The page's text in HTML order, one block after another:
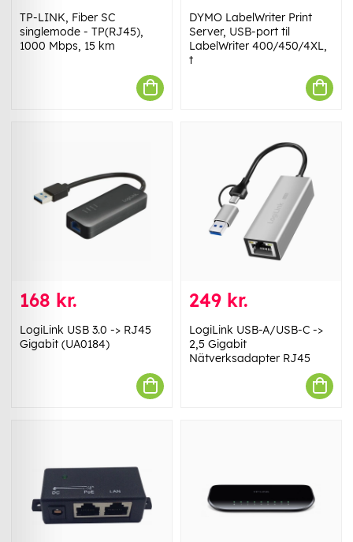
TP-LINK, Fiber SC
singlemode - TP(RJ45),
1000 Mbps, 15 km
DYMO LabelWriter Print
Server, USB-port til
LabelWriter 400/450/4XL,
t
168 kr.
LogiLink USB 3.0 -> RJ45
Gigabit (UA0184)
249 kr.
LogiLink USB-A/USB-C ->
2,5 Gigabit
Nätverksadapter RJ45